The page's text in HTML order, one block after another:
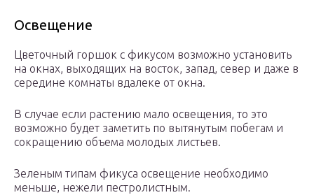
Освещение
Цветочный горшок с фикусом возможно установить
на окнах, выходящих на восток, запад, север и даже в
середине комнаты вдалеке от окна.
В случае если растению мало освещения, то это
возможно будет заметить по вытянутым побегам и
сокращению объема молодых листьев.
Зеленым типам фикуса освещение необходимо
меньше, нежели пестролистным.